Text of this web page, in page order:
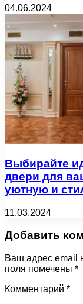
04.06.2024
Выбирайте
двери для
уютную и
11.03.2024
Добавить
Ваш адрес email
поля помечены *
Комментарий *